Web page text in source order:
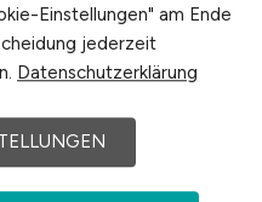
exzellenten
macht das
Recruiting im
Einstellungen" am Ende
jederzeit
Datenschutzerklärung